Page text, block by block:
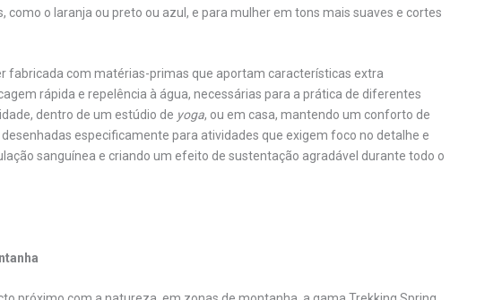
o laranja ou preto ou azul, e para mulher em tons mais suaves e cortes
fabricada com matérias-primas que aportam características extra
rápida e repelência à água, necessárias para a prática de diferentes
dentro de um estúdio de yoga, ou em casa, mantendo um conforto de
especificamente para atividades que exigem foco no detalhe e
sanguínea e criando um efeito de sustentação agradável durante todo o